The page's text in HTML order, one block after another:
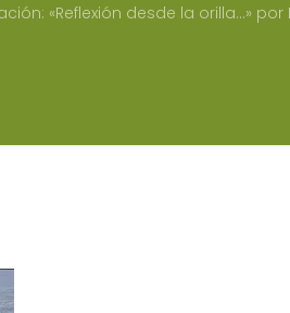
«Reflexión desde la orilla…»